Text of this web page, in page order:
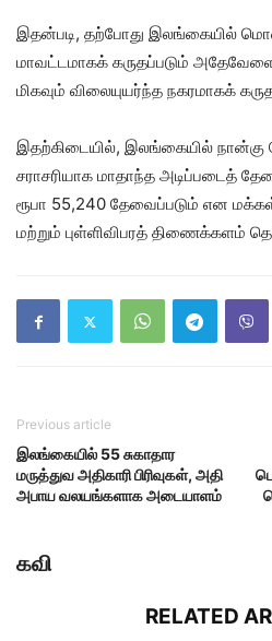
இதன்படி, தற்போது இலங்கையில்
மாவட்டமாகக் கருதப்படும்
மிகவும் விலையுயர்ந்த நகரமாகக்
இதற்கிடையில், இலங்கையில் நான்கு
சராசரியாக மாதாந்த அடிப்படைத்
ரூபா 55,240 தேவைப்படும் என
மற்றும் புள்ளிவிபரத் திணைக்களம்
Previous article
இலங்கையில் 55 சுகாதார
மருத்துவ அதிகாரி பிரிவுகள், அதி
அபாய வலயங்களாக அடையாளம்
கவி
RELATED